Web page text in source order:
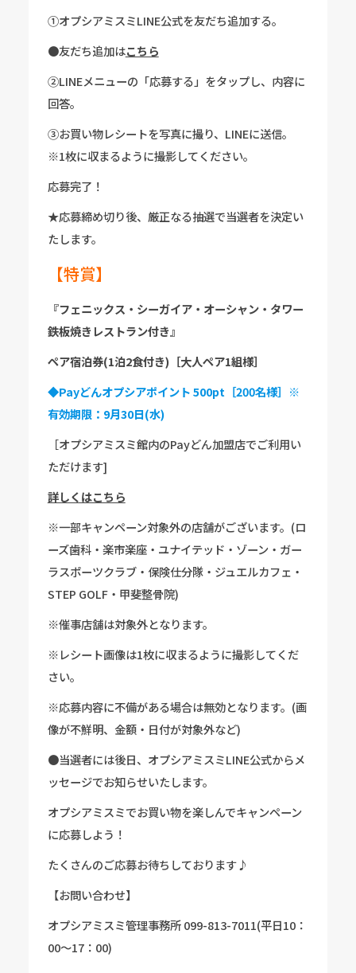
①オプシアミスミLINE公式を友だち追加する。
●友だち追加はこちら
②LINEメニューの「応募する」をタップし、内容に
回答。
③お買い物レシートを写真に撮り、LINEに送信。
※1枚に収まるように撮影してください。
応募完了！
★応募締め切り後、厳正なる抽選で当選者を決定い
たします。
【特賞】
『フェニックス・シーガイア・オーシャン・タワー
鉄板焼きレストラン付き』
ペア宿泊券(1泊2食付き)［大人ペア1組様］
◆Payどんオプシアポイント 500pt［200名様］※
有効期限：9月30日(水)
［オプシアミスミ館内のPayどん加盟店でご利用い
ただけます]
詳しくはこちら
※一部キャンペーン対象外の店舗がございます。(ロ
ーズ歯科・楽市楽座・ユナイテッド・ゾーン・ガー
ラスポーツクラブ・保険仕分隊・ジュエルカフェ・
STEP GOLF・甲斐整骨院)
※催事店舗は対象外となります。
※レシート画像は1枚に収まるように撮影してくだ
さい。
※応募内容に不備がある場合は無効となります。(画
像が不鮮明、金額・日付が対象外など)
●当選者には後日、オプシアミスミLINE公式からメ
ッセージでお知らせいたします。
オプシアミスミでお買い物を楽しんでキャンペーン
に応募しよう！
たくさんのご応募お待ちしております♪
【お問い合わせ】
オプシアミスミ管理事務所 099-813-7011(平日10：
00～17：00)